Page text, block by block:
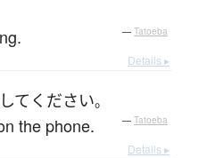
— Tatoeba
Details ▸
て ください。
the phone. — Tatoeba
Details ▸